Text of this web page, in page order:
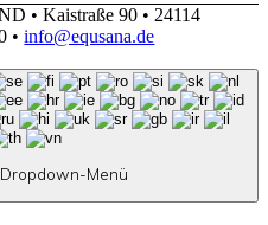
• Kaistraße 90 • 24114
•info@equsana.de